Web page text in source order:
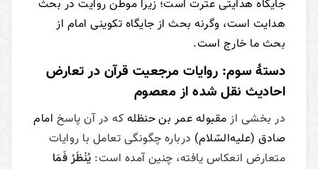
جایگاه هدایتی عترت است؛ زیرا موطن روایت در بحث
هدایت است، وگرنه بحث از جایگاه تکوینی امام از
بحث ما خارج است.
دستۀ سوم: روایات مرجعیت قرآن در تعارض
احادیث نقل شده از معصوم
در بخشی از مقبوله‌ عمر بن حنظله که در آن پاسخ امام
صادق (علیه‌السّلام) درباره‌ چگونگی تعامل با روایات
متعارض انعکاس یافته، چنین آمده است: يُنْظَرُ فَمَا